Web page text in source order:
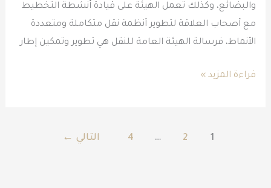
والبضائع، وكذلك تعمل الهيئة على قيادة أنشطة التخطيط
مع أصحاب العلاقة لتطوير أنظمة نقل متكاملة ومتعددة
الأنماط، فرسالة الهيئة العامة للنقل هي تطوير وتمكين إطار
قراءة المزيد »
1
2
…
4 التالي ←